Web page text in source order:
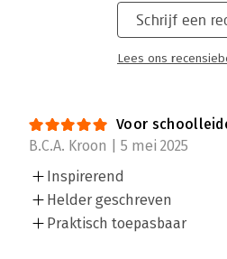
Schrijf een
Lees ons
Voor
B.C.A. Kroon | 5 mei 2025
Inspirerend
Helder geschreven
Praktisch toepasbaar